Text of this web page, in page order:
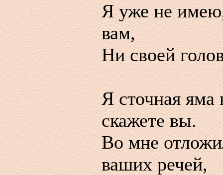
Я уже не
вам,
Ни своей
Я сточная яма
скажете вы.
Во мне
ваших речей,